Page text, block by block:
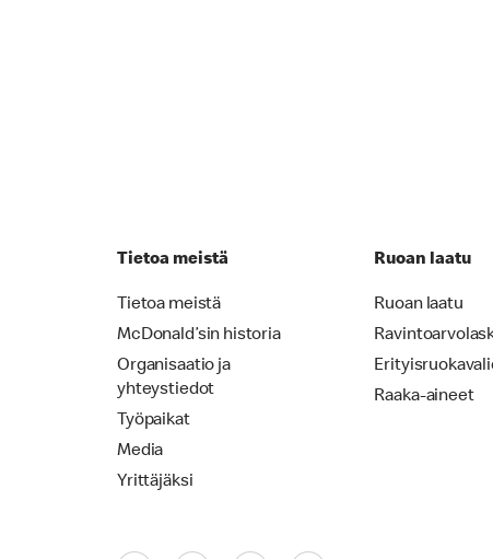
Tietoa meistä
Tietoa meistä
McDonald’sin historia
Organisaatio ja
yhteystiedot
Työpaikat
Media
Yrittäjäksi
Ruoan laatu
Ruoan laatu
Raaka-aineet